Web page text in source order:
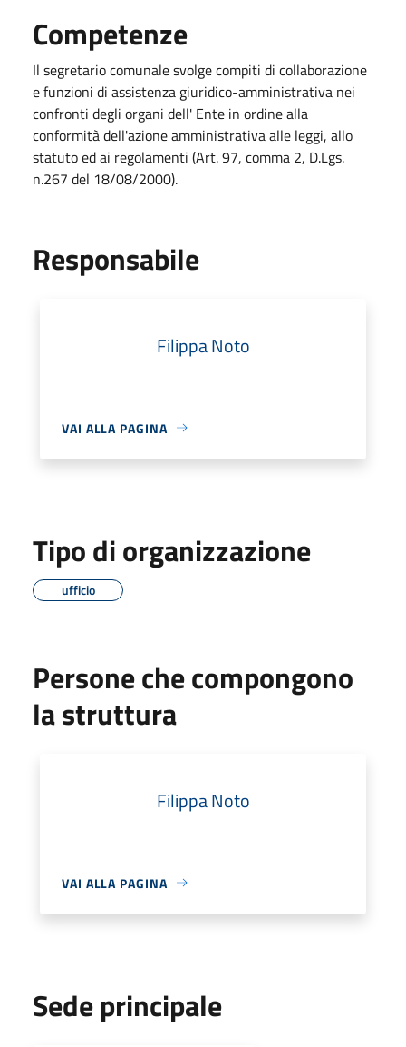
Competenze
Il segretario comunale svolge compiti di collaborazione
e funzioni di assistenza giuridico-amministrativa nei
confronti degli organi dell' Ente in ordine alla
conformità dell'azione amministrativa alle leggi, allo
statuto ed ai regolamenti (Art. 97, comma 2, D.Lgs.
n.267 del 18/08/2000).
Responsabile
Filippa Noto
VAI ALLA PAGINA
Tipo di organizzazione
ufficio
Persone che compongono
la struttura
Filippa Noto
VAI ALLA PAGINA
Sede principale